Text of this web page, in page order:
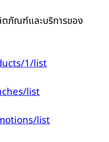
ตภัณฑ์และบริการของ
1/list
list
list